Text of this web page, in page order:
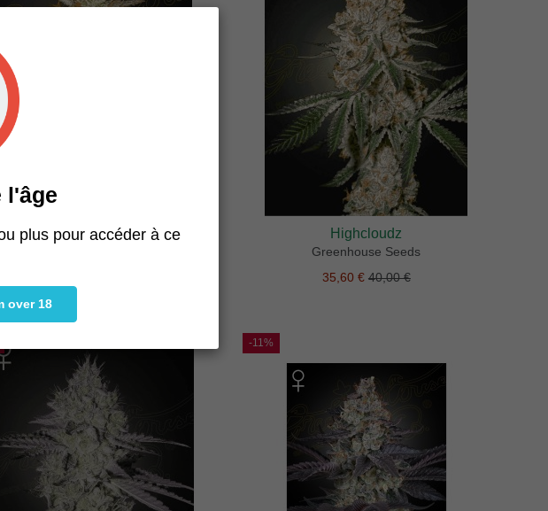
Alienz Auto Highcloudz
Greenhouse Seeds
35,60 € 40,00 €
-11%
l'âge
plus pour accéder à ce
over 18